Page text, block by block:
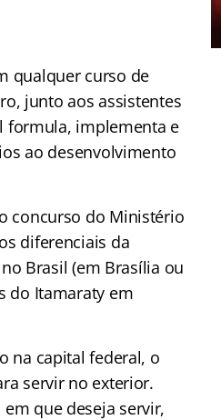
qualquer curso de
junto aos assistentes
formula, implementa e
ao desenvolvimento
concurso do Ministério
diferenciais da
Brasil (em Brasília ou
do Itamaraty em
na capital federal, o
servir no exterior.
que deseja servir,